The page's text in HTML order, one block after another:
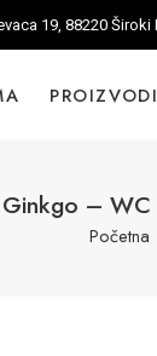
19, 88220 Široki
PROIZVODI
–
Početna